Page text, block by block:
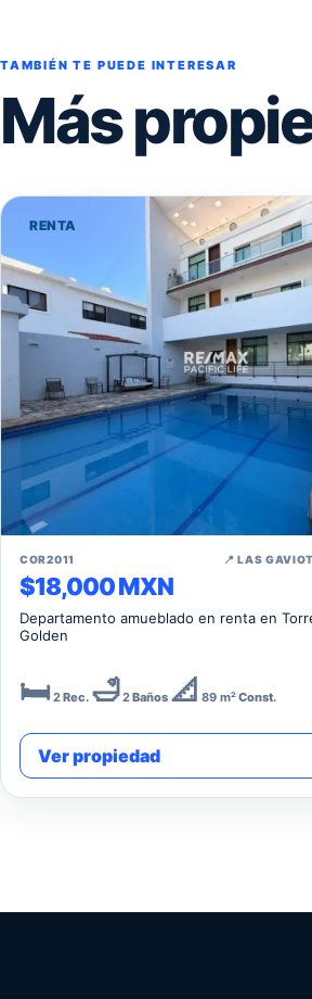
TAMBIÉN TE PUEDE INTERESAR
Más
RENTA
COR2011 📍 LAS
$18,000 MXN
Departamento amueblado en renta en
Golden
🛏️ 2Rec. 🛁2Baños 📐 89 m²Const.
Ver propiedad